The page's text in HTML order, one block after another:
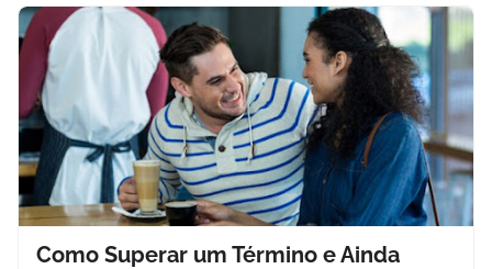
Como Superar um Término e Ainda